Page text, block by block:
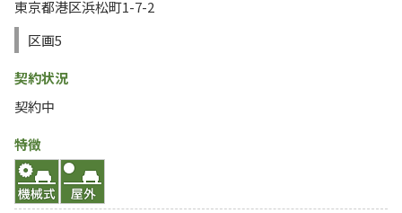
東京都港区浜松町1-7-2
区画5
契約状況
契約中
特徴